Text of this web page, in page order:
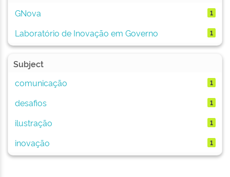
GNova
1
Laboratório de Inovação em Governo 1
Subject
comunicação
1
desafios 1
ilustração 1
inovação 1